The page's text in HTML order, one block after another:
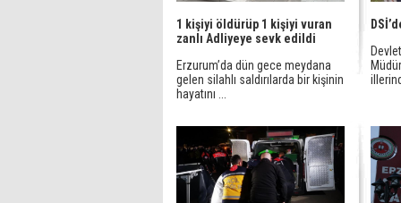
1 kişiyi öldürüp 1 kişiyi vuran
zanlı Adliyeye sevk edildi
Erzurum’da dün gece meydana
gelen silahlı saldırılarda bir kişinin
hayatını ...